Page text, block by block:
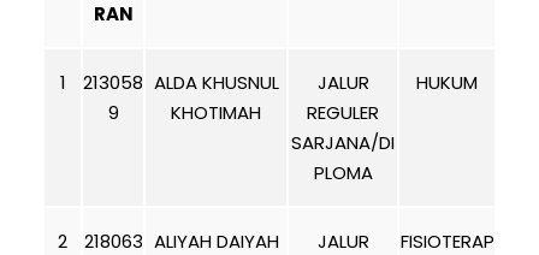
RAN
1
213058
9
ALDA KHUSNUL
KHOTIMAH
JALUR
REGULER
SARJANA/DI
PLOMA
HUKUM
2
218063 ALIYAH DAIYAH
JALUR
FISIOTERAP